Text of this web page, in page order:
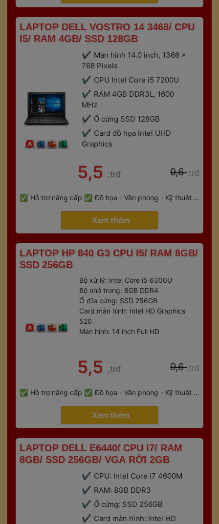
LAPTOP DELL VOSTRO 14 3468/ CPU
I5/ RAM 4GB/ SSD 128GB
Màn hình 14.0 inch, 1366 x
768 Pixels
CPU Intel Core i5 7200U
RAM 4GB DDR3L, 1600
MHz
Ổ cứng SSD 128GB
Card đồ họa Intel UHD
Graphic
5,5 ,trđ 9,6 ,trđ
Hỗ trợ nâng cấp
Đồ họa - Văn phòng - Kỹ thuật -
Xem thêm
LAPTOP HP 840 G3 CPU I5/ RAM 8GB/
SSD 256GB
Bộ xử lý: Intel Core i5 6300U
Bộ nhớ trong: 8GB DDR4
Ổ đĩa cứng: SSD 256GB
Card màn hình: Intel HD Graphics
520
Màn hình: 14 inch Full HD
5,5 ,trđ 9,6 ,trđ
Hỗ trợ nâng cấp
Đồ họa - Văn phòng - Kỹ thuật -
Xem thêm
LAPTOP DELL E6440/ CPU I7/ RAM
8GB/ SSD 256GB/ VGA RỜI 2GB
CPU: Intel Core i7 4600M
RAM: 8GB DDR3
Ổ cứng: SSD 256GB
Card màn hình: Intel HD